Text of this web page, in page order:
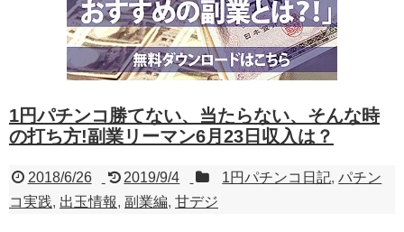
1円パチンコ勝てない、当たらない、そんな時
の打ち方!副業リーマン6月23日収入は？
2018/6/26 2019/9/4 1円パチンコ日記,パチン
コ実践, 出玉情報, 副業編, 甘デジ